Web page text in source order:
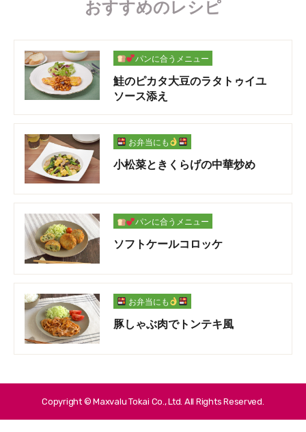
おすすめのレシピ
パンに合うメニュー
鮭のピカタ大豆のラタトゥイユ
ソース添え
お弁当にも
小松菜ときくらげの中華炒め
パンに合うメニュー
ソフトケールコロッケ
お弁当にも
豚しゃぶ肉でトンテキ風
Copyright © Maxvalu Tokai Co., Ltd. All Rights Reserved.